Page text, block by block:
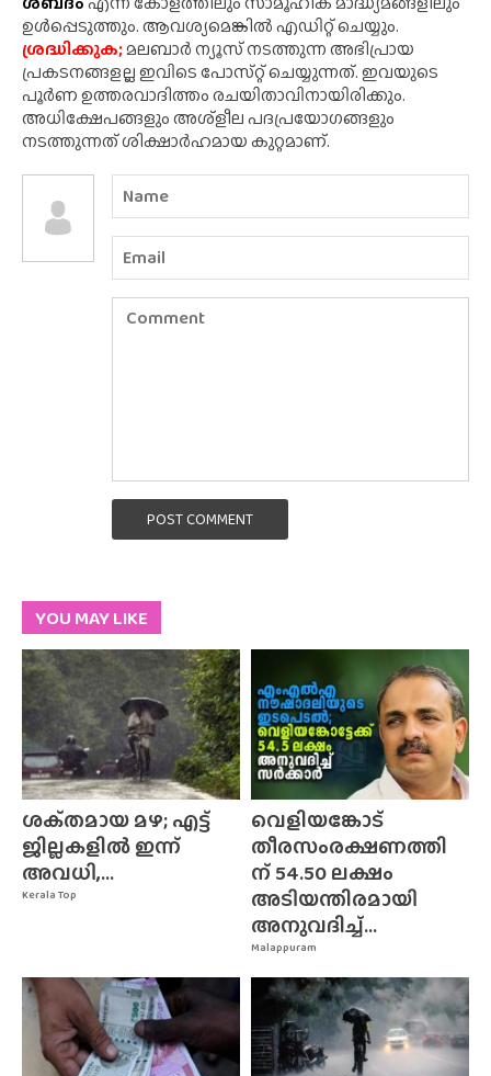
ഉൾപ്പെടുത്തും. ആവശ്യമെങ്കിൽ എഡിറ്റ് ചെയ്യും.
ശ്രദ്ധിക്കുക;മലബാർ ന്യൂസ് നടത്തുന്ന അഭിപ്രായ
പ്രകടനങ്ങളല്ല ഇവിടെ പോസ്‌റ്റ് ചെയ്യുന്നത്. ഇവയുടെ
പൂർണ ഉത്തരവാദിത്തം രചയിതാവിനായിരിക്കും.
അധിക്ഷേപങ്ങളും അശ്‌ളീല പദപ്രയോഗങ്ങളും
നടത്തുന്നത് ശിക്ഷാർഹമായ കുറ്റമാണ്.
POST COMMENT
YOU MAY LIKE
Kerala Top
ശക്‌തമായ മഴ; എട്ട്
ജില്ലകളിൽ ഇന്ന്
അവധി,...
Malappuram
വെളിയങ്കോട്
തീരസംരക്ഷണത്തി
ന് 54.50 ലക്ഷം
അടിയന്തിരമായി
അനുവദിച്ച്...